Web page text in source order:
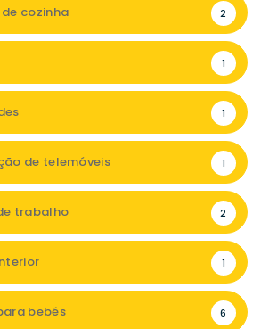
cozinha 2
1
1
de telemóveis 1
trabalho 2
1
bebés 6